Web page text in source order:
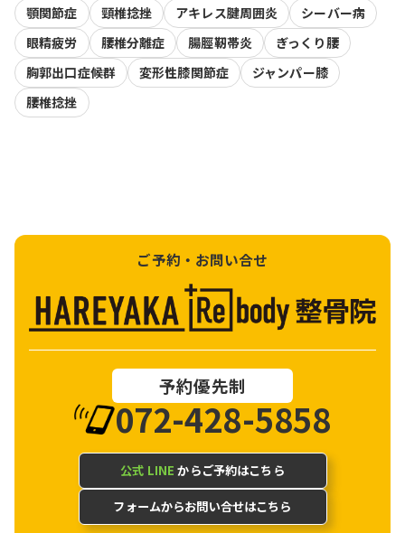
顎関節症 頸椎捻挫 アキレス腱周囲炎
シーバー病
眼精疲労
腰椎分離症 腸脛靭帯炎
ぎっくり腰
胸郭出口症候群
変形性膝関節症
ジャンパー膝
腰椎捻挫
ご予約・お問い合せ
予約優先制
072-428-5858
公式 LINE からご予約はこちら
フォームからお問い合せはこちら